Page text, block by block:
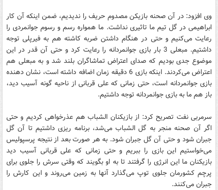
وی افزود: در آن صحنه بازیکن مصدوم حریف را ندیدیم، ضمن اینکه آن کار
ابراهیمی در گل تیم ما تاثیری نداشت. ما همواره رسم و رسوم جوانمردی را
رعایت می‌کنیم و حتی در هنگام داشتن ضربه کاشته هم به فیرپلی توجه
داشتیم. مبعلی 3 بار بازی جوانمردانه را رعایت کرد و حتی آن قدر در این
موضوع جدی بودیم که صدای اعتراض تماشاگران بلند شد و به مبعلی هم
اعتراض می‌کردند. اینکه بازی 6 دقیقه زمان اضافه داشته است، نشان دهنده
بازی جوانمردانه است، حتی زمانی که علی قربانی از ناحیه گونه آسیب دید،
باز هم ما به بازی جوانمردانه توجه داشتیم.
سرمربی نفت تصریح کرد: از بازیکنان الشباب هم عذرخواهی کردیم و حتی
اگر آن صحنه منجر به گل الشباب می‌شد، برنامه ریزی داشتیم تا آن گل
جبران شود و حتی آن گل جبران شود. به هر صورت بعد از نتیجه پرسپولیس
می‌خواستیم این بازی را ببریم و حتی زمانی که علی قربانی آسیب دید
بازیکنان ما این انرژی را گرفتند تا به او بگویند که وقتی سرش را جلوی برای
پرچم کشورمان جلوی توپ می‌گذارد آنها به زمین می‌روند و این کارش را
جبران می‌کنند.